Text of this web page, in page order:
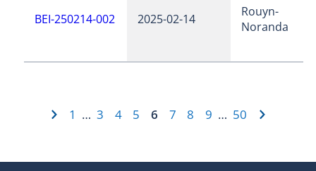
BEI-250214-002 2025-02-14
Rouyn-
Noranda
1 … 3 4 5 6 7 8 9 … 50